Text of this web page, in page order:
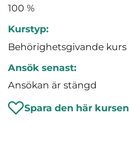
100 %
Kurstyp:
Behörighetsgivande kurs
Ansök senast:
Ansökan är stängd
Spara den här kursen